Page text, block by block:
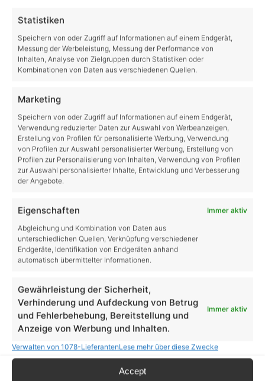
Statistiken
Speichern von oder Zugriff auf Informationen auf einem Endgerät,
Messung der Werbeleistung, Messung der Performance von
Inhalten, Analyse von Zielgruppen durch Statistiken oder
Kombinationen von Daten aus verschiedenen Quellen.
Marketing
Speichern von oder Zugriff auf Informationen auf einem Endgerät,
Verwendung reduzierter Daten zur Auswahl von Werbeanzeigen,
Erstellung von Profilen für personalisierte Werbung, Verwendung
von Profilen zur Auswahl personalisierter Werbung, Erstellung von
Profilen zur Personalisierung von Inhalten, Verwendung von Profilen
zur Auswahl personalisierter Inhalte, Entwicklung und Verbesserung
der Angebote.
Eigenschaften
Immer aktiv
Abgleichung und Kombination von Daten aus
unterschiedlichen Quellen, Verknüpfung verschiedener
Endgeräte, Identifikation von Endgeräten anhand
automatisch übermittelter Informationen.
Gewährleistung der Sicherheit,
Verhinderung und Aufdeckung von Betrug
und Fehlerbehebung, Bereitstellung und
Anzeige von Werbung und Inhalten.
Immer aktiv
Verwalten von 1078-LieferantenLese mehr über diese Zwecke
Accept
Share:
#Account #Gheed #Giveaway #Loyalty Coins #Twitch
Categories: Allgemein
Schreibe einen
Kommentar
Deine E-Mail-Adresse wird nicht veröffentlicht. Erforderliche
Felder sind mit*markiert
Kommentar*
Name*
E-Mail-Adresse*
Website